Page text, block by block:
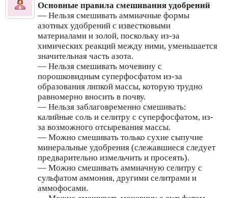
Основные правила смешивания удобрений
— Нельзя смешивать аммиачные формы
азотных удобрений с известковыми
материалами и золой, поскольку из-за
химических реакций между ними, уменьшается
значительная часть азота.
— Нельзя смешивать мочевину с
порошковидным суперфосфатом из-за
образования липкой массы, которую трудно
равномерно вносить в почву.
— Нельзя заблаговременно смешивать:
калийные соль и селитру с суперфосфатом, из-
за возможного отсыревания массы.
— Можно смешивать только сухие сыпучие
минеральные удобрения (слежавшиеся следует
предварительно измельчить и просеять).
— Можно смешивать аммиачную селитру с
сульфатом аммония, другими селитрами и
аммофосами.